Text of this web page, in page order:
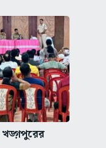
খড়্গপুরের